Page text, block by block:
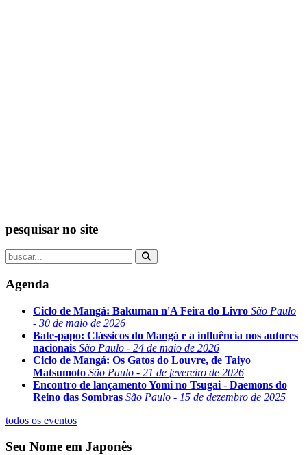
pesquisar no site
Agenda
Ciclo de Mangá: Bakuman n'A Feira do Livro São Paulo
- 30 de maio de 2026
Bate-papo: Clássicos do Mangá e a influência nos autores
nacionais São Paulo - 24 de maio de 2026
Ciclo de Mangá: Os Gatos do Louvre, de Taiyo
Matsumoto São Paulo - 21 de fevereiro de 2026
Encontro de lançamento Yomi no Tsugai - Daemons do
Reino das Sombras São Paulo - 15 de dezembro de 2025
todos os eventos
Seu Nome em Japonês